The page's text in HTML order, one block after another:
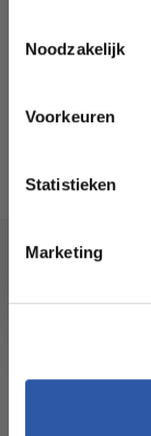
Noodzakelijk
Voorkeuren
Statistieken
Marketing
Socialmedia
betaalbare